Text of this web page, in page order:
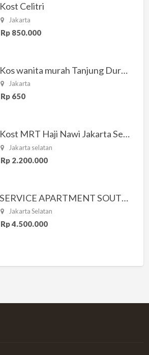
Kost Celitri
Jakarta
Rp 850.000
Kos wanita murah Tanjung Duren Jakarta Barat
Jakarta
Rp 650
Kost MRT Haji Nawi Jakarta Selatan
Jakarta selatan
Rp 2.200.000
SERVICE APARTMENT SOUTH RESIDENCE
Jakarta Selatan
Rp 4.500.000